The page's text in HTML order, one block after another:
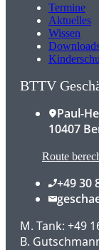
Termine
Aktuelles
Wissen
BTTV
Paul-
10407
Route
+49 30
M. Tank: +49
B.